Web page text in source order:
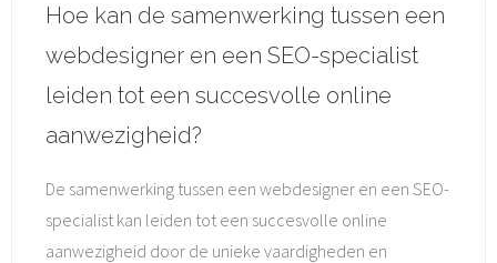
Hoe kan de samenwerking tussen een
webdesigner en een SEO-specialist
leiden tot een succesvolle online
aanwezigheid?
De samenwerking tussen een webdesigner en een SEO-
specialist kan leiden tot een succesvolle online
aanwezigheid door de unieke vaardigheden en